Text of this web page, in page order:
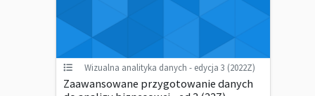
Wizualna analityka danych - edycja 3 (2022Z)
Zaawansowane przygotowanie danych